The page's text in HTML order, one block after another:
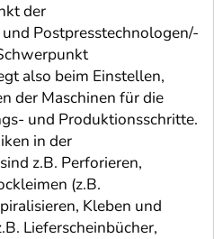
der
Postpresstechnologen/-
also beim Einstellen,
der Maschinen für die
und Produktionsschritte.
in der
z.B. Perforieren,
(z.B.
Kleben und
Lieferscheinbücher,